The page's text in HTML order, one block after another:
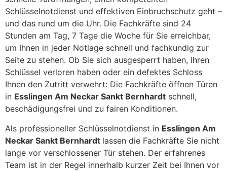
Schlüsselnotdienst und effektiven Einbruchschutz geht –
und das rund um die Uhr. Die Fachkräfte sind 24
Stunden am Tag, 7 Tage die Woche für Sie erreichbar,
um Ihnen in jeder Notlage schnell und fachkundig zur
Seite zu stehen. Ob Sie sich ausgesperrt haben, Ihren
Schlüssel verloren haben oder ein defektes Schloss
Ihnen den Zutritt verwehrt: Die Fachkräfte öffnen Türen
in Esslingen Am Neckar Sankt Bernhardt schnell,
beschädigungsfrei und zu fairen Konditionen.
Als professioneller Schlüsselnotdienst in Esslingen Am
Neckar Sankt Bernhardt lassen die Fachkräfte Sie nicht
lange vor verschlossener Tür stehen. Der erfahrenes
Team ist in der Regel innerhalb kurzer Zeit bei Ihnen vor